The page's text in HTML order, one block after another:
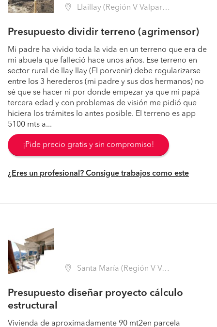
Llaillay (Región V Valparaíso - San Felipe de Aconcagua)
Presupuesto dividir terreno (agrimensor)
Mi padre ha vivido toda la vida en un terreno que era de
mi abuela que falleció hace unos años. Ese terreno en
sector rural de llay llay (El porvenir) debe regularizarse
entre los 3 herederos (mi padre y sus dos hermanos) no
sé que se hacer ni por donde empezar ya que mi papá
tercera edad y con problemas de visión me pidió que
hiciera los trámites lo antes posible. El terreno es app
5100 mts a...
¡Pide precio gratis y sin compromiso!
¿Eres un profesional? Consigue trabajos como este
Santa María (Región V Valparaíso - San Felipe de Aconcagua)
Presupuesto diseñar proyecto cálculo
estructural
Vivienda de aproximadamente 90 mt2en parcela